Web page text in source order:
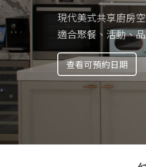
現代美式共享廚房空
適合聚餐、活動、
查看可預約日期